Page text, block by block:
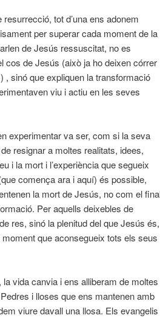
tot d’una ens adonem
per superar cada moment de la
de Jesús ressuscitat, no es
cos de Jesús (això ja ho deixen córrer
, sinó que expliquen la transformació
viu i actiu en les seves
experimentar va ser, com si la seva
resignar a moltes realitats, idees,
i la mort i l’experiència que segueix
comença ara i aquí) és possible,
la mort de Jesús, no com el
Per aquells deixebles de
res, sinó la plenitud del que Jesús és,
que aconsegueix tots els seus
vida canvia i ens alliberam de moltes
i lloses que ens mantenen amb
viure davall una llosa. Els evangelis